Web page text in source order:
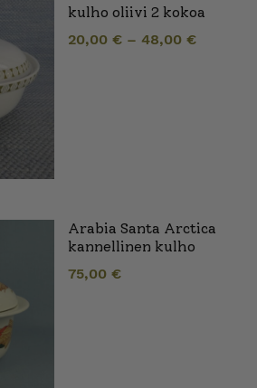
kulho oliivi 2 kokoa
20,00 € – 48,00 €
Arabia Santa Arctica
kannellinen kulho
75,00 €